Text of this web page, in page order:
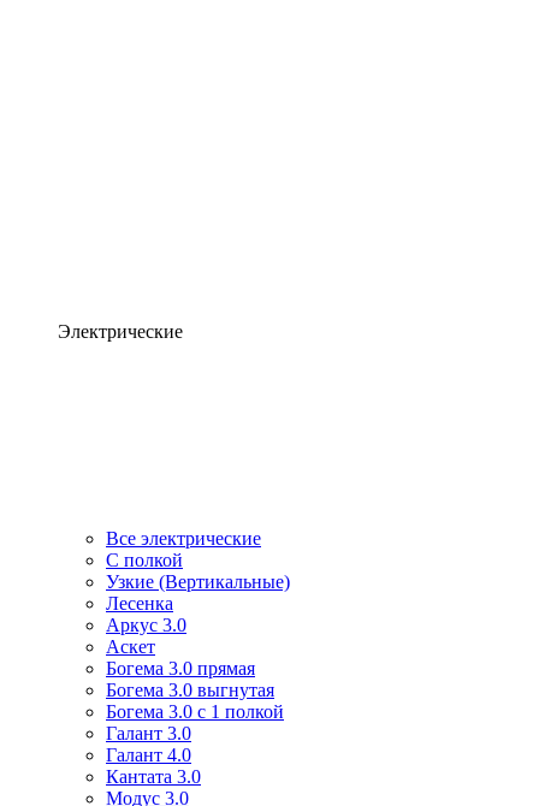
Электрические
Все электрические
С полкой
Узкие (Вертикальные)
Лесенка
Аркус 3.0
Аскет
Богема 3.0 прямая
Богема 3.0 выгнутая
Богема 3.0 с 1 полкой
Галант 3.0
Галант 4.0
Кантата 3.0
Модус 3.0